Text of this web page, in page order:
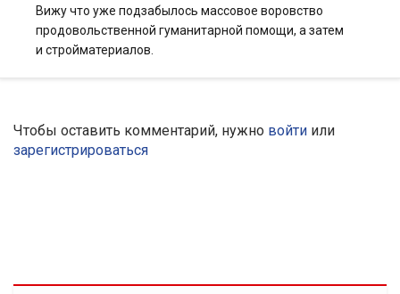
Вижу что уже подзабылось массовое воровство
продовольственной гуманитарной помощи, а затем
и стройматериалов.
Чтобы оставить комментарий, нужно войти или
зарегистрироваться